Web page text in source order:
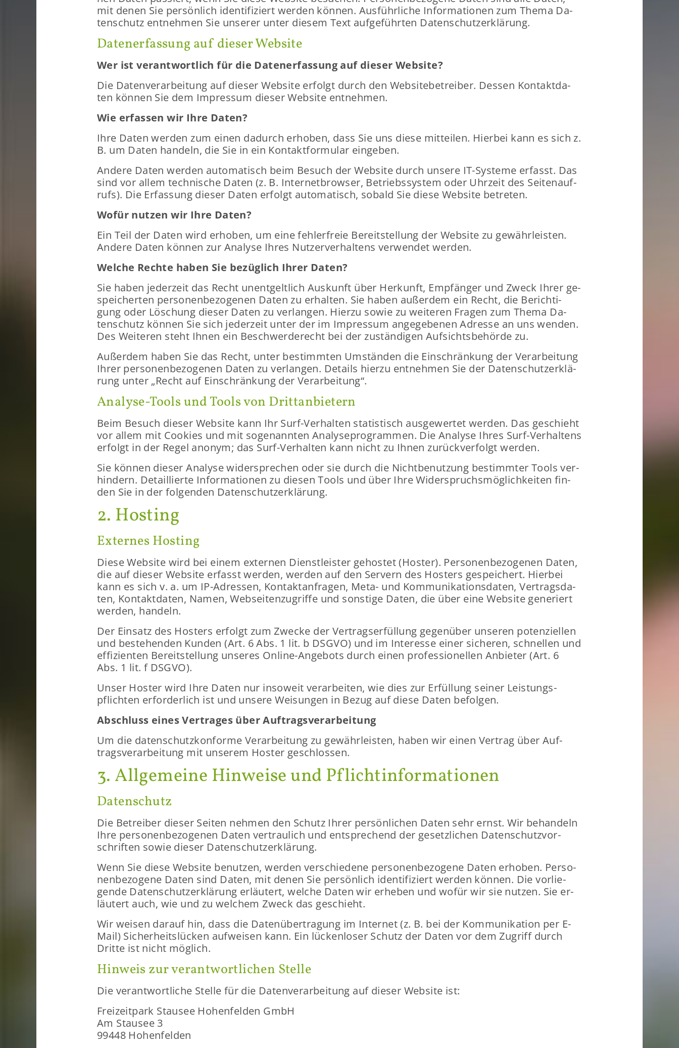
mit denen Sie per­sön­lich iden­ti­fi­ziert wer­den kön­nen. Aus­führ­li­che In­for­ma­tio­nen zum Thema Da­
ten­schutz ent­neh­men Sie un­se­rer unter die­sem Text auf­ge­führ­ten Da­ten­schutz­er­klä­rung.
Da­ten­er­fas­sung auf die­ser Web­site
Wer ist ver­ant­wort­lich für die Da­ten­er­fas­sung auf die­ser Web­site?
Die Da­ten­ver­ar­bei­tung auf die­ser Web­site er­folgt durch den Web­site­be­trei­ber. Des­sen Kon­takt­da­
ten kön­nen Sie dem Im­pres­sum die­ser Web­site ent­neh­men.
Wie er­fas­sen wir Ihre Daten?
Ihre Daten wer­den zum einen da­durch er­ho­ben, dass Sie uns diese mit­tei­len. Hier­bei kann es sich z.
B. um Daten han­deln, die Sie in ein Kon­takt­for­mu­lar ein­ge­ben.
An­de­re Daten wer­den au­to­ma­tisch beim Be­such der Web­site durch un­se­re IT-​Systeme er­fasst. Das
sind vor allem tech­ni­sche Daten (z. B. In­ter­net­brow­ser, Be­triebs­sys­tem oder Uhr­zeit des Sei­ten­auf­
rufs). Die Er­fas­sung die­ser Daten er­folgt au­to­ma­tisch, so­bald Sie diese Web­site be­tre­ten.
Wofür nut­zen wir Ihre Daten?
Ein Teil der Daten wird er­ho­ben, um eine feh­ler­freie Be­reit­stel­lung der Web­site zu ge­währ­leis­ten.
An­de­re Daten kön­nen zur Ana­ly­se Ihres Nut­zer­ver­hal­tens ver­wen­det wer­den.
Wel­che Rech­te haben Sie be­züg­lich Ihrer Daten?
Sie haben je­der­zeit das Recht un­ent­gelt­lich Aus­kunft über Her­kunft, Emp­fän­ger und Zweck Ihrer ge­
spei­cher­ten per­so­nen­be­zo­ge­nen Daten zu er­hal­ten. Sie haben au­ßer­dem ein Recht, die Be­rich­ti­
gung oder Lö­schung die­ser Daten zu ver­lan­gen. Hier­zu sowie zu wei­te­ren Fra­gen zum Thema Da­
ten­schutz kön­nen Sie sich je­der­zeit unter der im Im­pres­sum an­ge­ge­be­nen Adres­se an uns wen­den.
Des Wei­te­ren steht Ihnen ein Be­schwer­de­recht bei der zu­stän­di­gen Auf­sichts­be­hör­de zu.
Au­ßer­dem haben Sie das Recht, unter be­stimm­ten Um­stän­den die Ein­schrän­kung der Ver­ar­bei­tung
Ihrer per­so­nen­be­zo­ge­nen Daten zu ver­lan­gen. De­tails hier­zu ent­neh­men Sie der Da­ten­schutz­er­klä­
rung unter „Recht auf Ein­schrän­kung der Ver­ar­bei­tung“.
Analyse-​Tools und Tools von Dritt­an­bie­tern
Beim Be­such die­ser Web­site kann Ihr Surf-​Verhalten sta­tis­tisch aus­ge­wer­tet wer­den. Das ge­schieht
vor allem mit Coo­kies und mit so­ge­nann­ten Ana­ly­se­pro­gram­men. Die Ana­ly­se Ihres Surf-​Verhaltens
er­folgt in der Regel an­onym; das Surf-​Verhalten kann nicht zu Ihnen zu­rück­ver­folgt wer­den.
Sie kön­nen die­ser Ana­ly­se wi­der­spre­chen oder sie durch die Nicht­be­nut­zung be­stimm­ter Tools ver­
hin­dern. De­tail­lier­te In­for­ma­tio­nen zu die­sen Tools und über Ihre Wi­der­spruchs­mög­lich­kei­ten fin­
den Sie in der fol­gen­den Da­ten­schutz­er­klä­rung.
2. Hos­ting
Ex­ter­nes Hos­ting
Diese Web­site wird bei einem ex­ter­nen Dienst­leis­ter ge­hos­tet (Hos­ter). Per­so­nen­be­zo­ge­nen Daten,
die auf die­ser Web­site er­fasst wer­den, wer­den auf den Ser­vern des Hos­ters ge­spei­chert. Hier­bei
kann es sich v. a. um IP-​Adressen, Kon­takt­an­fra­gen, Meta- und Kom­mu­ni­ka­ti­ons­da­ten, Ver­trags­da­
ten, Kon­takt­da­ten, Namen, Web­sei­ten­zu­grif­fe und sons­ti­ge Daten, die über eine Web­site ge­ne­riert
wer­den, han­deln.
Der Ein­satz des Hos­ters er­folgt zum Zwe­cke der Ver­trags­er­fül­lung ge­gen­über un­se­ren po­ten­zi­el­len
und be­stehen­den Kun­den (Art. 6 Abs. 1 lit. b DSGVO) und im In­ter­es­se einer si­che­ren, schnel­len und
ef­fi­zi­en­ten Be­reit­stel­lung un­se­res Online-​Angebots durch einen pro­fes­sio­nel­len An­bie­ter (Art. 6
Abs. 1 lit. f DSGVO).
Unser Hos­ter wird Ihre Daten nur in­so­weit ver­ar­bei­ten, wie dies zur Er­fül­lung sei­ner Leis­tungs­
pflich­ten er­for­der­lich ist und un­se­re Wei­sun­gen in Bezug auf diese Daten be­fol­gen.
Ab­schluss eines Ver­tra­ges über Auf­trags­ver­ar­bei­tung
Um die da­ten­schutz­kon­for­me Ver­ar­bei­tung zu ge­währ­leis­ten, haben wir einen Ver­trag über Auf­
trags­ver­ar­bei­tung mit un­se­rem Hos­ter ge­schlos­sen.
3. All­ge­mei­ne Hin­wei­se und Pflicht­in­for­ma­tio­nen
Da­ten­schutz
Die Be­trei­ber die­ser Sei­ten neh­men den Schutz Ihrer per­sön­li­chen Daten sehr ernst. Wir be­han­deln
Ihre per­so­nen­be­zo­ge­nen Daten ver­trau­lich und ent­spre­chend der ge­setz­li­chen Da­ten­schutz­vor­
schrif­ten sowie die­ser Da­ten­schutz­er­klä­rung.
Wenn Sie diese Web­site be­nut­zen, wer­den ver­schie­de­ne per­so­nen­be­zo­ge­ne Daten er­ho­ben. Per­so­
nen­be­zo­ge­ne Daten sind Daten, mit denen Sie per­sön­lich iden­ti­fi­ziert wer­den kön­nen. Die vor­lie­
gen­de Da­ten­schutz­er­klä­rung er­läu­tert, wel­che Daten wir er­he­ben und wofür wir sie nut­zen. Sie er­
läu­tert auch, wie und zu wel­chem Zweck das ge­schieht.
Wir wei­sen dar­auf hin, dass die Da­ten­über­tra­gung im In­ter­net (z. B. bei der Kom­mu­ni­ka­ti­on per E-​
Mail) Si­cher­heits­lü­cken auf­wei­sen kann. Ein lü­cken­lo­ser Schutz der Daten vor dem Zu­griff durch
Drit­te ist nicht mög­lich.
Hin­weis zur ver­ant­wort­li­chen Stel­le
Die ver­ant­wort­li­che Stel­le für die Da­ten­ver­ar­bei­tung auf die­ser Web­site ist:
Frei­zeit­park Stau­see Ho­hen­fel­den GmbH
Am Stau­see 3
99448 Ho­hen­fel­den